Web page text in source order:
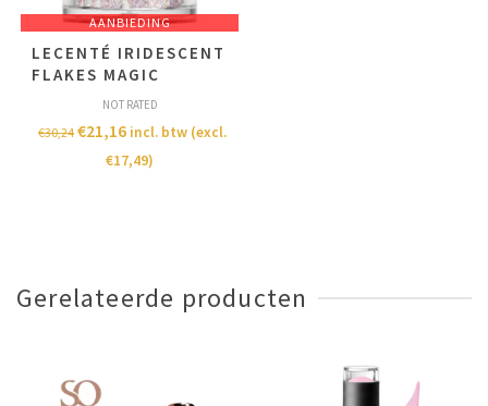
AANBIEDING
LECENTÉ IRIDESCENT
FLAKES MAGIC
NOT RATED
€30,24 €21,16 incl. btw (excl.
€17,49)
Gerelateerde producten